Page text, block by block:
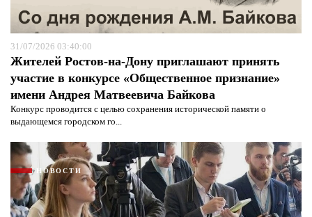
31/07/2026 03:40:00
Жителей Ростов-на-Дону приглашают принять
участие в конкурсе «Общественное признание»
имени Андрея Матвеевича Байкова
Конкурс проводится с целью сохранения исторической памяти о
выдающемся городском го...
НОВОСТИ
Я согласен сполитикой конфиденциальности и
защиты информации*
Я согласен сполитикой конфиденциальности и
защиты информации*